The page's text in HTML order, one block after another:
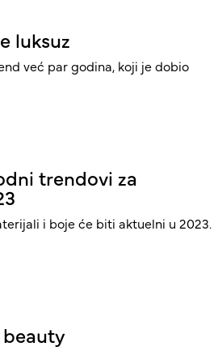
luksuz
već par godina, koji je dobio
trendovi za
i boje će biti aktuelni u 2023.
beauty